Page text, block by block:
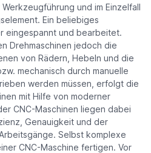
und im Einzelfall
Ein beliebiges
eingespannt und bearbeitet.
Drehmaschinen jedoch die
von Rädern, Hebeln und die
mechanisch durch manuelle
werden müssen, erfolgt die
mit Hilfe von moderner
CNC-Maschinen liegen dabei
Genauigkeit und der
Selbst komplexe
CNC-Maschine fertigen. Vor